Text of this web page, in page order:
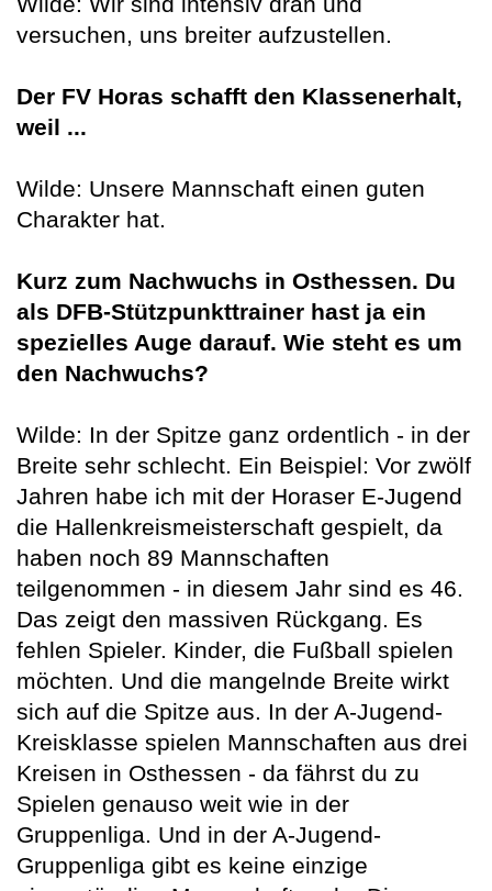
versuchen, uns breiter aufzustellen.
Der FV Horas schafft den Klassenerhalt,
weil ...
Wilde: Unsere Mannschaft einen guten
Charakter hat.
Kurz zum Nachwuchs in Osthessen. Du
als DFB-Stützpunkttrainer hast ja ein
spezielles Auge darauf. Wie steht es um
den Nachwuchs?
Wilde: In der Spitze ganz ordentlich - in der
Breite sehr schlecht. Ein Beispiel: Vor zwölf
Jahren habe ich mit der Horaser E-Jugend
die Hallenkreismeisterschaft gespielt, da
haben noch 89 Mannschaften
teilgenommen - in diesem Jahr sind es 46.
Das zeigt den massiven Rückgang. Es
fehlen Spieler. Kinder, die Fußball spielen
möchten. Und die mangelnde Breite wirkt
sich auf die Spitze aus. In der A-Jugend-
Kreisklasse spielen Mannschaften aus drei
Kreisen in Osthessen - da fährst du zu
Spielen genauso weit wie in der
Gruppenliga. Und in der A-Jugend-
Gruppenliga gibt es keine einzige